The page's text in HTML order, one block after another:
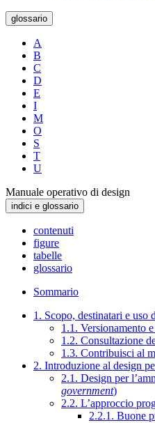
glossario
A
B
C
D
E
I
M
O
S
T
U
Manuale operativo di design
indici e glossario
contenuti
figure
tabelle
glossario
Sommario
1. Scopo, destinatari e uso
1.1. Versionamento
1.2. Consultazione
1.3. Contribuisci al
2. Introduzione al design
2.1. Design per
government)
2.2. L’approccio
2.2.1. Buone